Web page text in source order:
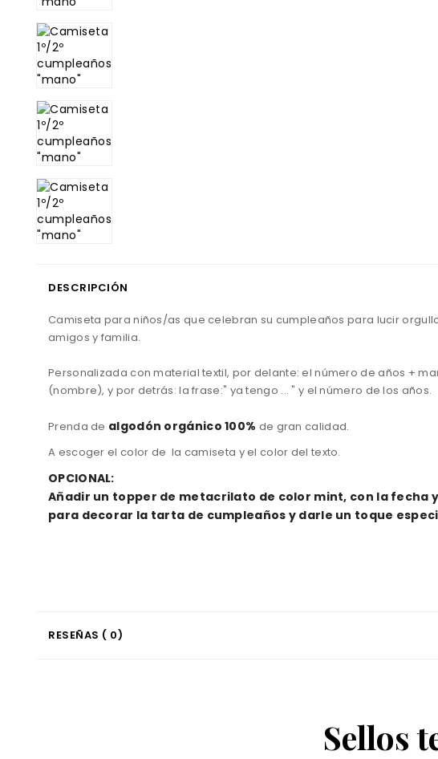
DESCRIPCIÓN
Camiseta paraniños/as que celebran su cumpleaños para lucir
amigos y familia.
Personalizada con material textil, por delante: el número de años +
(nombre), y por detrás: la frase:" ya tengo ... " y el número de los años.
Prenda de algodón orgánico100% de gran calidad.
A escoger el color de la camiseta y el color del texto.
OPCIONAL:
Añadir un topper de metacrilato de color mint, con la fecha
para decorar la tarta de cumpleaños y darle un toque
RESEÑAS ( 0)
Sellos